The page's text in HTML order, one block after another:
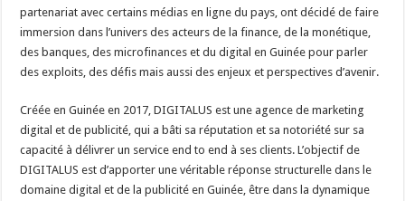
partenariat avec certains médias en ligne du pays, ont décidé de faire
immersion dans l’univers des acteurs de la finance, de la monétique,
des banques, des microfinances et du digital en Guinée pour parler
des exploits, des défis mais aussi des enjeux et perspectives d’avenir.
Créée en Guinée en 2017, DIGITALUS est une agence de marketing
digital et de publicité, qui a bâti sa réputation et sa notoriété sur sa
capacité à délivrer un service end to end à ses clients. L’objectif de
DIGITALUS est d’apporter une véritable réponse structurelle dans le
domaine digital et de la publicité en Guinée, être dans la dynamique